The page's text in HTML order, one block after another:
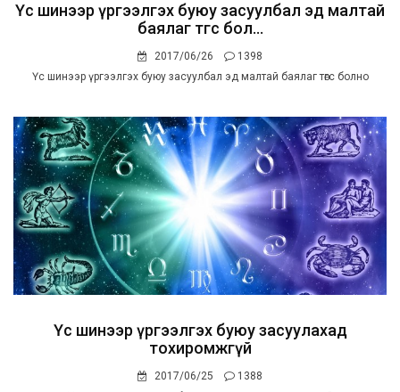
Үс шинээр үргээлгэх буюу засуулбал эд малтай
баялаг төгс бол...
2017/06/26
1398
Үс шинээр үргээлгэх буюу засуулбал эд малтай баялаг төгс болно
Үс шинээр үргээлгэх буюу засуулахад
тохиромжгүй
2017/06/25
1388